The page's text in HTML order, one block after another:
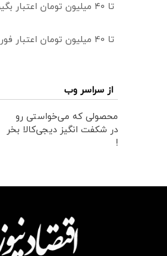
تا ۴۰ میلیون تومان اعتبار بگیر
تا 40 میلیون تومان اعتبار فوری ، همین الان دریافت کن
از سراسر وب
محصولی که می‌خواستی رو
در شکفت انگیز دیجی‌کالا بخر
!